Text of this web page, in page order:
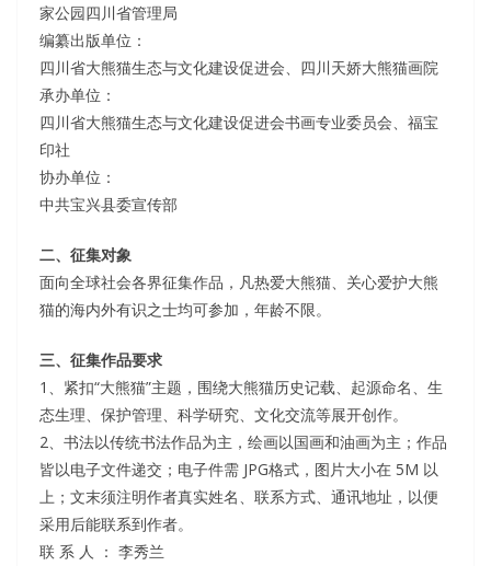
家公园四川省管理局
编纂出版单位：
四川省大熊猫生态与文化建设促进会、四川天娇大熊猫画院
承办单位：
四川省大熊猫生态与文化建设促进会书画专业委员会、福宝
印社
协办单位：
中共宝兴县委宣传部
二、征集对象
面向全球社会各界征集作品，凡热爱大熊猫、关心爱护大熊
猫的海内外有识之士均可参加，年龄不限。
三、征集作品要求
1、紧扣“大熊猫”主题，围绕大熊猫历史记载、起源命名、生
态生理、保护管理、科学研究、文化交流等展开创作。
2、书法以传统书法作品为主，绘画以国画和油画为主；作品
皆以电子文件递交；电子件需 JPG格式，图片大小在 5M 以
上；文末须注明作者真实姓名、联系方式、通讯地址，以便
采用后能联系到作者。
联 系 人 ： 李秀兰